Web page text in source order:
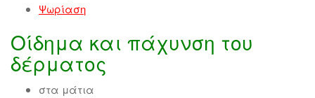
Ψωρίαση
Οίδημα και πάχυνση του
δέρματος
στα μάτια